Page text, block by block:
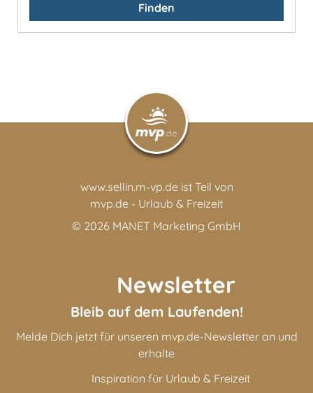
Finden
www.sellin.m-vp.de ist Teil von
mvp.de - Urlaub & Freizeit
© 2026 MANET Marketing GmbH
Newsletter
Bleib auf dem Laufenden!
Melde Dich jetzt für unseren mvp.de-Newsletter an und
erhalte
Inspiration für Urlaub & Freizeit